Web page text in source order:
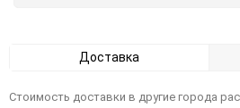
Доставка
Стоимость доставки в другие города